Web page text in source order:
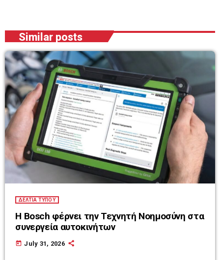
Similar posts
ΔΕΛΤΙΑ ΤΥΠΟΥ
Η Bosch φέρνει την Τεχνητή Νοημοσύνη στα
συνεργεία αυτοκινήτων
today July 31, 2026